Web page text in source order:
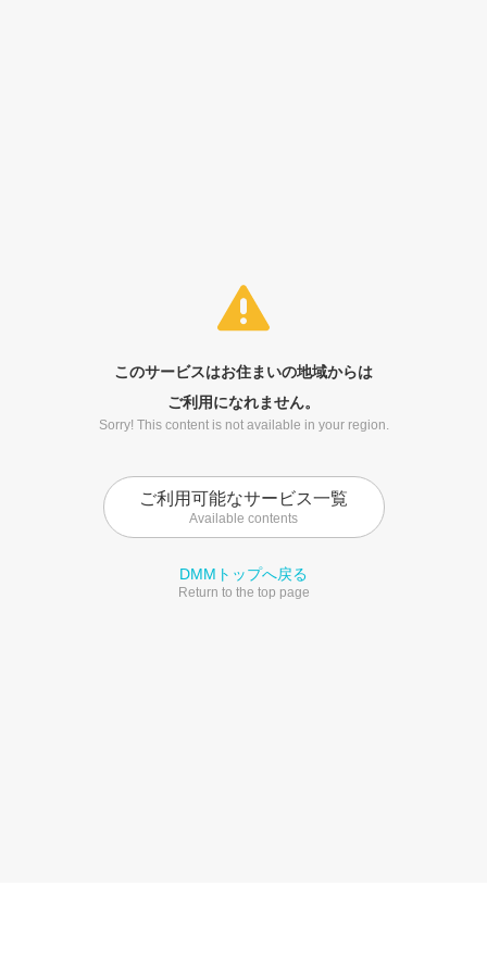
このサービスはお住まいの地域からは
ご利用になれません。
Sorry! This content is not available in your region.
ご利用可能なサービス一覧
Available contents
DMMトップへ戻る
Return to the top page